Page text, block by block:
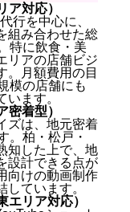
ア対応）
行を中心に、
組み合わせた総
特に飲食・美
リアの店舗ビジ
。月額費用の目
模の店舗にも
ます。
密着型）
ズは、地元密着
。柏・松戸・
知した上で、地
設計できる点が
向けの動画制作
ています。
エリア対応）